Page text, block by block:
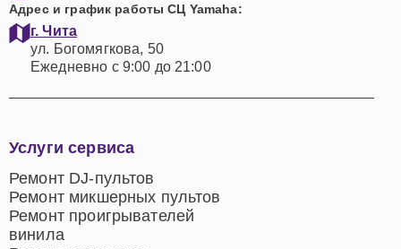
Адрес и график работы СЦ Yamaha:
г. Чита
ул. Богомягкова, 50
Ежедневно с 9:00 до 21:00
Услуги сервиса
Ремонт DJ-пультов
Ремонт микшерных пультов
Ремонт проигрывателей
винила